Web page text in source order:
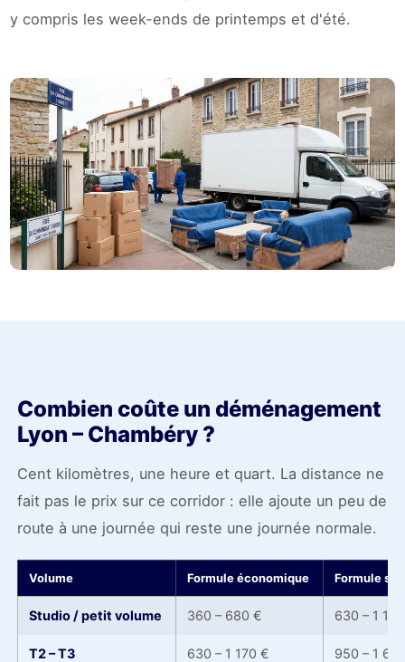
y compris les week-ends de printemps et d'été.
Combien coûte un déménagement
Lyon – Chambéry ?
Cent kilomètres, une heure et quart. La distance ne
fait pas le prix sur ce corridor : elle ajoute un peu de
route à une journée qui reste une journée normale.
Volume Formule économique Formule
Studio / petit volume 360 – 680 € 630 – 1
T2 – T3 630 – 1 170 € 950 – 1